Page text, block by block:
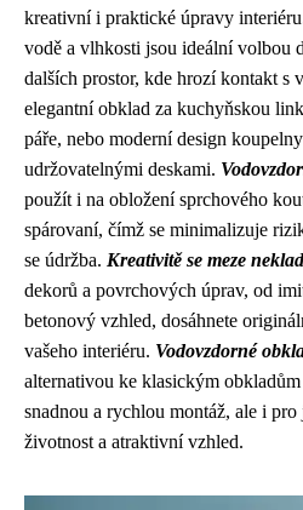
kreativní i praktické úpravy
vodě a vlhkosti jsou ideální volbou
dalších prostor, kde hrozí kontakt s
elegantní obklad za kuchyňskou
páře, nebo moderní design
udržovatelnými deskami.
použít i na obložení sprchového
spárovaní, čímž se minimalizuje
se údržba. Kreativitě se meze
dekorů a povrchových úprav, od
betonový vzhled, dosáhnete
vašeho interiéru. Vodovzdorné
alternativou ke klasickým
snadnou a rychlou montáž, ale i
životnost a atraktivní vzhled.